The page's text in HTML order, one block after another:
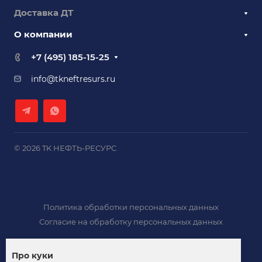
Доставка ДТ
О компании
+7 (495) 185-15-25
info@tkneftresurs.ru
© 2026 TK НЕФТЬ-РЕСУРС
Политика обработки персональных данных
Согласие на обработку персональных данных
Про куки